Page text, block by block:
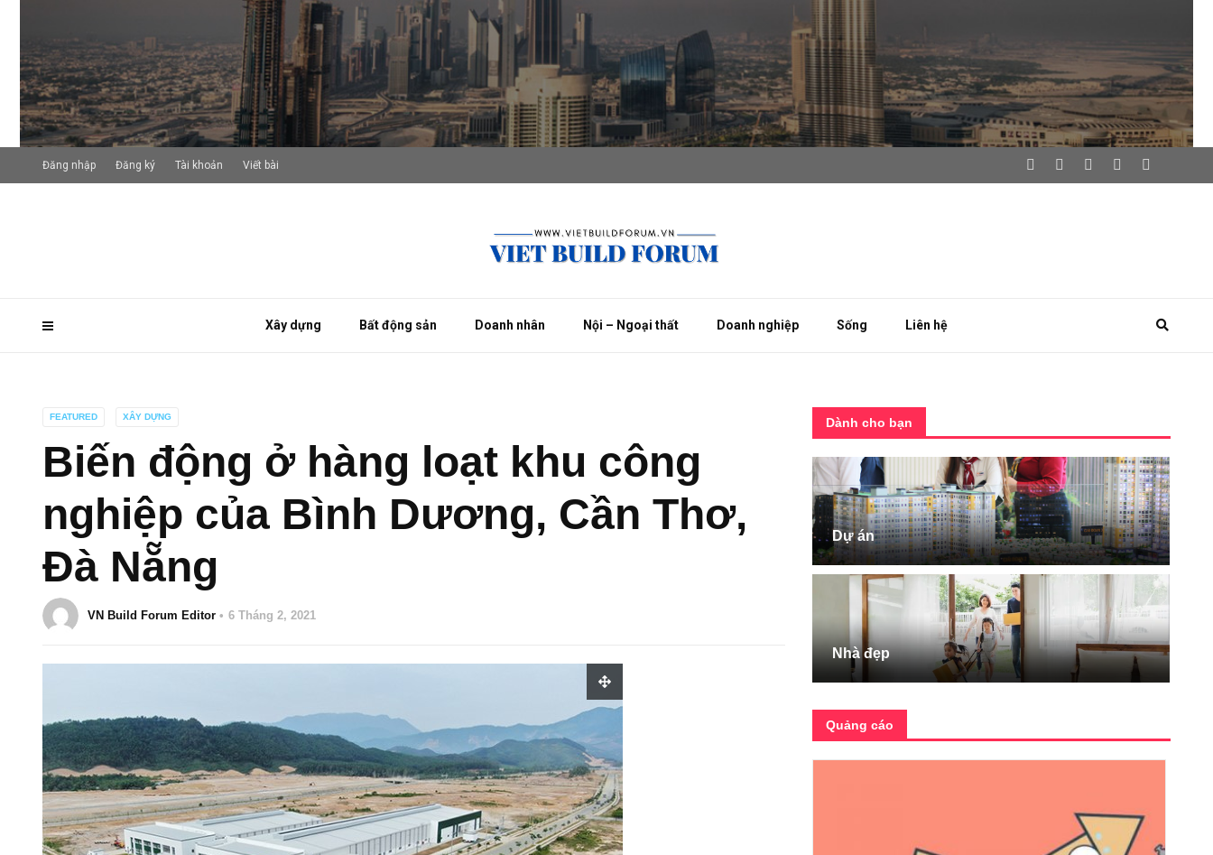
Xây dựng Bất động sản Doanh nhân Nội – Ngoại thất Doanh nghiệp Sống Liên hệ
Đăng nhập Đăng ký Tài khoản Viết bài
FEATURED XÂY DỰNG
Biến động ở hàng loạt khu công
nghiệp của Bình Dương, Cần Thơ,
Đà Nẵng
VN Build Forum Editor 6 Tháng 2, 2021
Dành cho bạn
Dự án
Nhà đẹp
Quảng cáo